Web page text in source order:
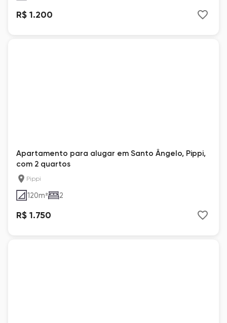
R$ 1.200
Apartamento para alugar em Santo Ângelo, Pippi,
com 2 quartos
Pippi
120m² 2
R$ 1.750